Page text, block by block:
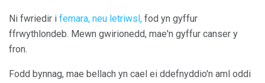
Ni fwriedir i femara, neu letriwsl, fod yn gyffur
ffrwythlondeb. Mewn gwirionedd, mae'n gyffur canser y
fron.
Fodd bynnag, mae bellach yn cael ei ddefnyddio'n aml oddi